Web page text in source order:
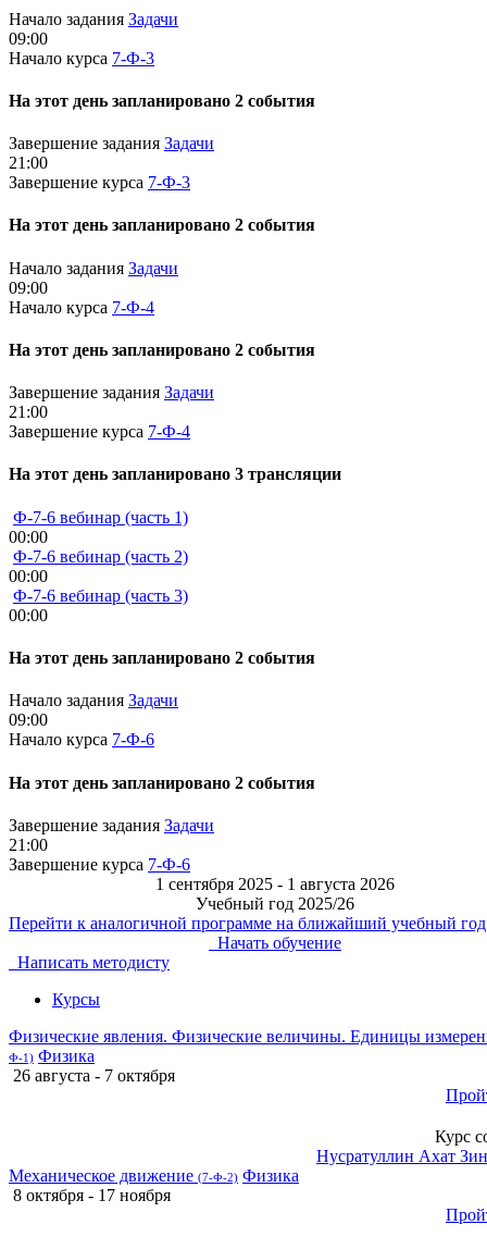
Начало задания Задачи
09:00
Начало курса 7-Ф-3
На этот день запланировано 2 события
Завершение задания Задачи
21:00
Завершение курса 7-Ф-3
На этот день запланировано 2 события
Начало задания Задачи
09:00
Начало курса 7-Ф-4
На этот день запланировано 2 события
Завершение задания Задачи
21:00
Завершение курса 7-Ф-4
На этот день запланировано 3 трансляции
Ф-7-6 вебинар (часть 1)
00:00
Ф-7-6 вебинар (часть 2)
00:00
Ф-7-6 вебинар (часть 3)
00:00
На этот день запланировано 2 события
Начало задания Задачи
09:00
Начало курса 7-Ф-6
На этот день запланировано 2 события
Завершение задания Задачи
21:00
Завершение курса 7-Ф-6
1 сентября 2025 - 1 августа 2026
Учебный год 2025/26
Перейти к аналогичной программе на ближайший учебный год
Начать обучение
Написать методисту
Курсы
Физические явления. Физические величины. Единицы
Ф-1) Физика
26 августа - 7 октября
Курс
Нусратуллин Ахат
Механическое движение (7-Ф-2) Физика
8 октября - 17 ноября